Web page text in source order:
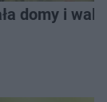
domy i